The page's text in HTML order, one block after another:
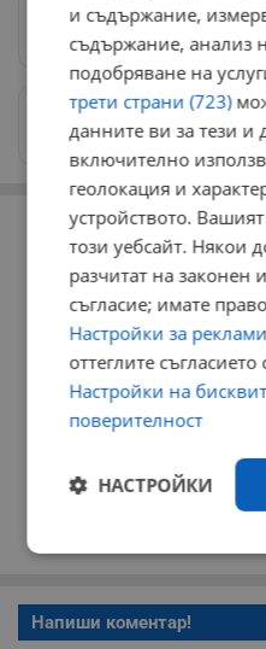
Предпочитани
Изпращайте
Напиши коментар!
и съдържание,
съдържание, анализ
подобряване на
трети страни (723)
данните ви за тези и
включително
геолокация и
устройството.
този уебсайт. Някои
разчитат на законен
съгласие; имате
Настройки за
оттеглите
Настройки на
поверителност
НАСТРОЙКИ
Строго